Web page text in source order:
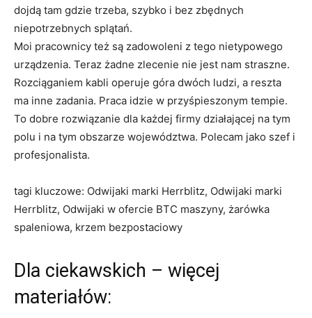
dojdą tam gdzie trzeba, szybko i bez zbędnych
niepotrzebnych splątań.
Moi pracownicy też są zadowoleni z tego nietypowego
urządzenia. Teraz żadne zlecenie nie jest nam straszne.
Rozciąganiem kabli operuje góra dwóch ludzi, a reszta
ma inne zadania. Praca idzie w przyśpieszonym tempie.
To dobre rozwiązanie dla każdej firmy działającej na tym
polu i na tym obszarze województwa. Polecam jako szef i
profesjonalista.
tagi kluczowe: Odwijaki marki Herrblitz, Odwijaki marki
Herrblitz, Odwijaki w ofercie BTC maszyny, żarówka
spaleniowa, krzem bezpostaciowy
Dla ciekawskich – więcej
materiałów: